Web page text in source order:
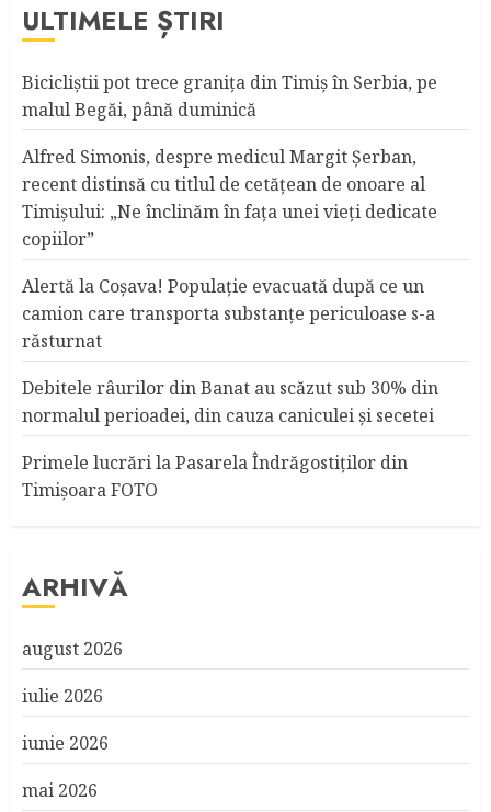
ULTIMELE ȘTIRI
Bicicliştii pot trece graniţa din Timiş în Serbia, pe
malul Begăi, până duminică
Alfred Simonis, despre medicul Margit Şerban,
recent distinsă cu titlul de cetățean de onoare al
Timişului: „Ne înclinăm în fața unei vieți dedicate
copiilor”
Alertă la Coşava! Populaţie evacuată după ce un
camion care transporta substanţe periculoase s-a
răsturnat
Debitele râurilor din Banat au scăzut sub 30% din
normalul perioadei, din cauza caniculei şi secetei
Primele lucrări la Pasarela Îndrăgostiţilor din
Timişoara FOTO
ARHIVĂ
august 2026
iulie 2026
iunie 2026
mai 2026